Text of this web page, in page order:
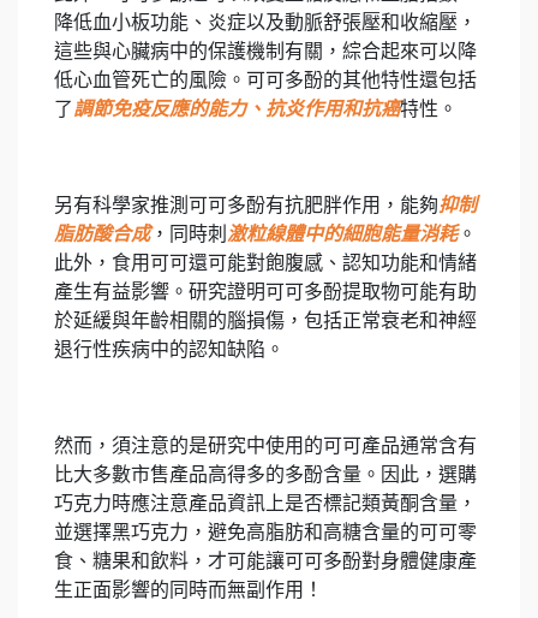
降低血小板功能、炎症以及動脈舒張壓和收縮壓，
這些與心臟病中的保護機制有關，綜合起來可以降
低心血管死亡的風險。可可多酚的其他特性還包括
了調節免疫反應的能力、抗炎作用和抗癌特性。
另有科學家推測可可多酚有抗肥胖作用，能夠抑制
脂肪酸合成，同時刺 激粒線體中的細胞能量消耗。
此外，食用可可還可能對飽腹感、認知功能和情緒
產生有益影響。研究證明可可多酚提取物可能有助
於延緩與年齡相關的腦損傷，包括正常衰老和神經
退行性疾病中的認知缺陷。
然而，須注意的是研究中使用的可可產品通常含有
比大多數市售產品高得多的多酚含量。因此，選購
巧克力時應注意產品資訊上是否標記類黃酮含量，
並選擇黑巧克力，避免高脂肪和高糖含量的可可零
食、糖果和飲料，才可能讓可可多酚對身體健康產
生正面影響的同時而無副作用！